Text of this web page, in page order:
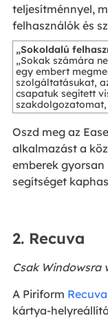
teljesítménnyel,
felhasználók és
„Sokoldalú
„Sokak számára
egy embert
szolgáltatásukat,
csapatuk segített
szakdolgozatomat,
Oszd meg az
alkalmazást a
emberek
segítséget
2. Recuva
Csak Windowsra
A Piriform Recuva
kártya-